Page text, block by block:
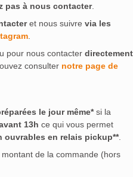
pas à nous contacter.
et nous suivre via les
pour nous contacter directement
consulter notre page de
le jour même*si la
13h ce qui vous permet
ouvrables en relais pickup**.
de la commande (hors